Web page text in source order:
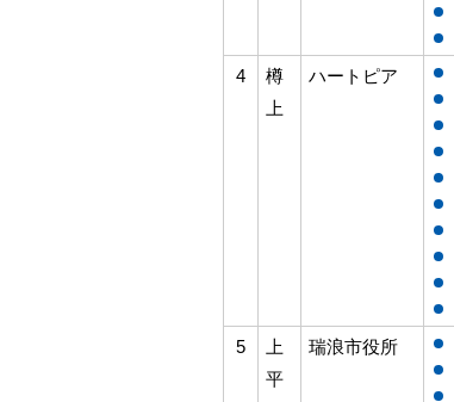
4
樽
上
ハートピア
5
上
平
瑞浪市役所